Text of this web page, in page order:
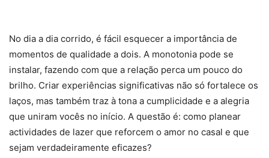
No dia a dia corrido, é fácil esquecer a importância de
momentos de qualidade a dois. A monotonia pode se
instalar, fazendo com que a relação perca um pouco do
brilho. Criar experiências significativas não só fortalece os
laços, mas também traz à tona a cumplicidade e a alegria
que uniram vocês no início. A questão é: como planear
actividades de lazer que reforcem o amor no casal e que
sejam verdadeiramente eficazes?